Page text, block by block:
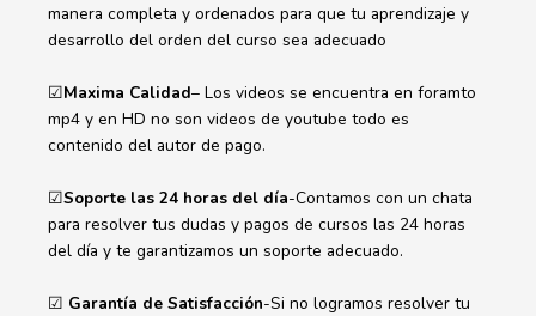
manera completa y ordenados para que tu aprendizaje y
desarrollo del orden del curso sea adecuado
☑Maxima Calidad– Los videos se encuentra en foramto
mp4 y en HD no son videos de youtube todo es
contenido del autor de pago.
☑Soporte las 24 horas del día-Contamos con un chata
para resolver tus dudas y pagos de cursos las 24 horas
del día y te garantizamos un soporte adecuado.
☑ Garantía de Satisfacción-Si no logramos resolver tu